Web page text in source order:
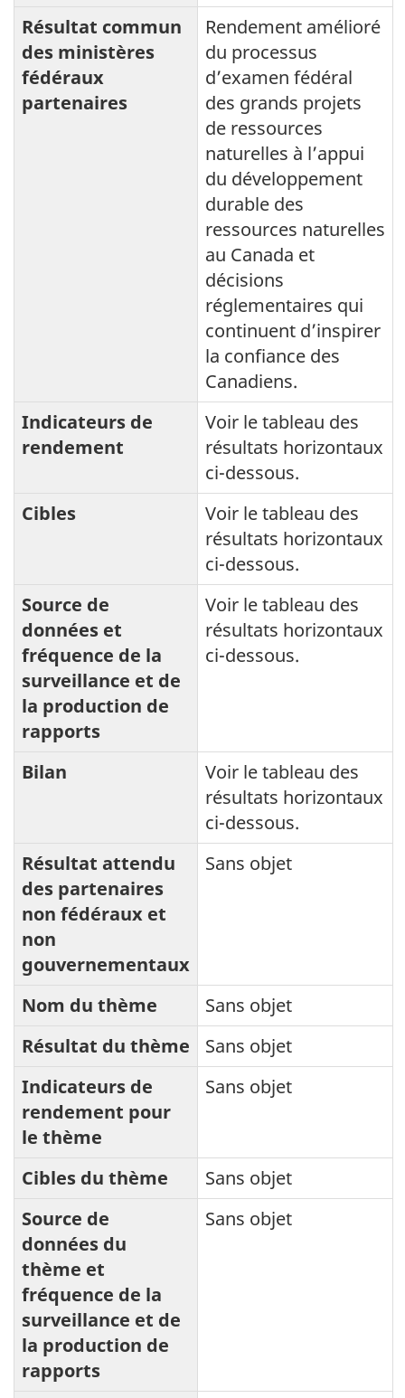
Résultat commun
des ministères
fédéraux
partenaires
Rendement amélioré
du processus
d’examen fédéral
des grands projets
de ressources
naturelles à l’appui
du développement
durable des
ressources naturelles
au Canada et
décisions
réglementaires qui
continuent d’inspirer
la confiance des
Canadiens.
Indicateurs de
rendement
Voir le tableau des
résultats horizontaux
ci-dessous.
Cibles
Voir le tableau des
résultats horizontaux
ci-dessous.
Source de
données et
fréquence de la
surveillance et de
la production de
rapports
Voir le tableau des
résultats horizontaux
ci-dessous.
Bilan
Voir le tableau des
résultats horizontaux
ci-dessous.
Résultat attendu
des partenaires
non fédéraux et
non
gouvernementaux
Sans objet
Nom du thème
Sans objet
Résultat du thème
Sans objet
Indicateurs de
rendement pour
le thème
Sans objet
Cibles du thème
Sans objet
Source de
données du
thème et
fréquence de la
surveillance et de
la production de
rapports
Sans objet